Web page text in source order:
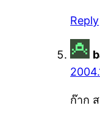
Reply
ก๊าก